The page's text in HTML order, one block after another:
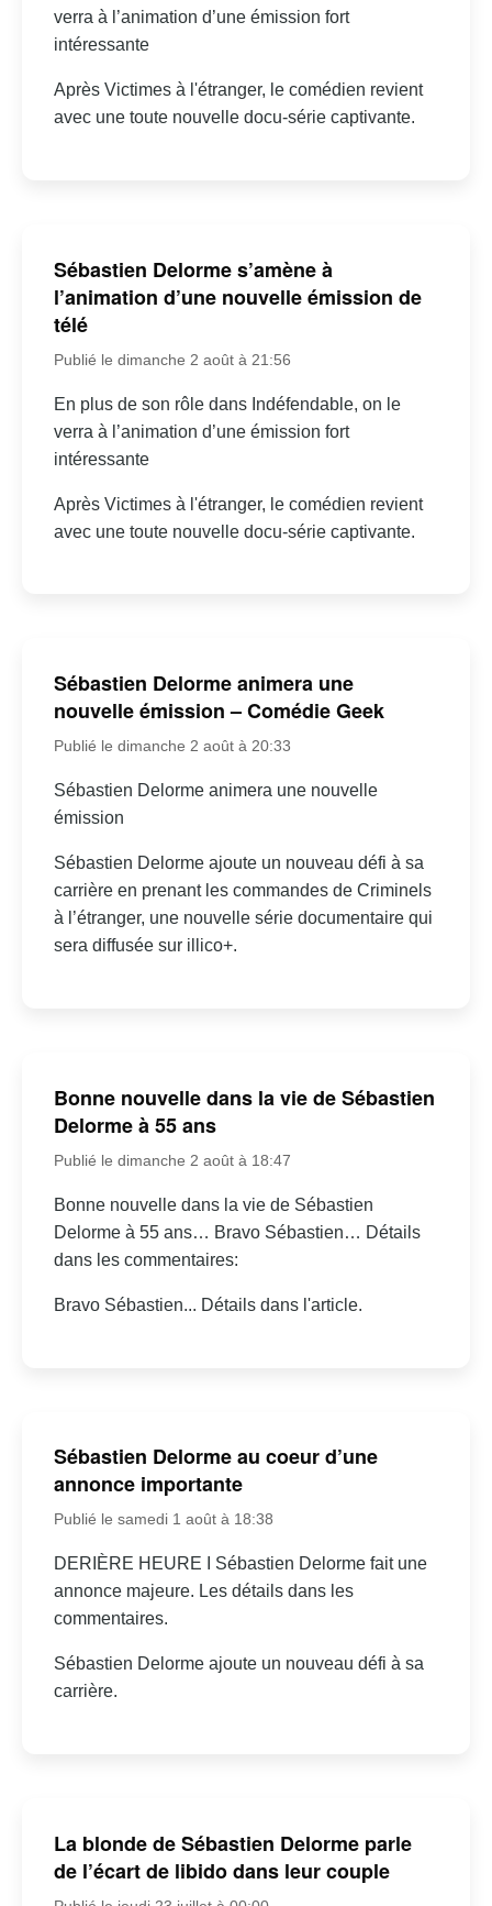
verra à l’animation d’une émission fort
intéressante
Après Victimes à l'étranger, le comédien revient
avec une toute nouvelle docu-série captivante.
Sébastien Delorme s’amène à
l’animation d’une nouvelle émission de
télé
Publié le dimanche 2 août à 21:56
En plus de son rôle dans Indéfendable, on le
verra à l’animation d’une émission fort
intéressante
Après Victimes à l'étranger, le comédien revient
avec une toute nouvelle docu-série captivante.
Sébastien Delorme animera une
nouvelle émission – Comédie Geek
Publié le dimanche 2 août à 20:33
Sébastien Delorme animera une nouvelle
émission
Sébastien Delorme ajoute un nouveau défi à sa
carrière en prenant les commandes de Criminels
à l’étranger, une nouvelle série documentaire qui
sera diffusée sur illico+.
Bonne nouvelle dans la vie de Sébastien
Delorme à 55 ans
Publié le dimanche 2 août à 18:47
Bonne nouvelle dans la vie de Sébastien
Delorme à 55 ans… Bravo Sébastien… Détails
dans les commentaires:
Bravo Sébastien... Détails dans l'article.
Sébastien Delorme au coeur d’une
annonce importante
Publié le samedi 1 août à 18:38
DERIÈRE HEURE I Sébastien Delorme fait une
annonce majeure. Les détails dans les
commentaires.
Sébastien Delorme ajoute un nouveau défi à sa
carrière.
La blonde de Sébastien Delorme parle
de l’écart de libido dans leur couple